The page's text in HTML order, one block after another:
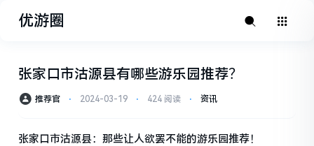
优游圈
张家口市沽源县有哪些游乐园推荐？
推荐官 ⋅ 2024-03-19 ⋅ 424 阅读 ⋅ 资讯
张家口市沽源县：那些让人欲罢不能的游乐园推荐！